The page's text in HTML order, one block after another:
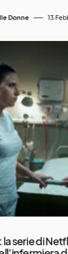
Donne 13
serie di